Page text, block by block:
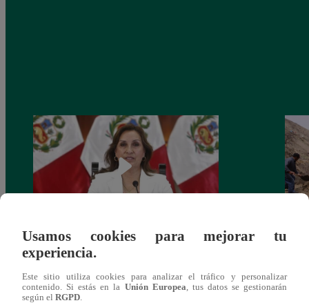
Congreso: proponen que el aumento del
salario presidencial se aplique desde 2026
Usamos cookies para mejorar tu
experiencia.
Este sitio utiliza cookies para analizar el tráfico y personalizar
contenido. Si estás en la Unión Europea , tus datos se gestionarán
según el RGPD